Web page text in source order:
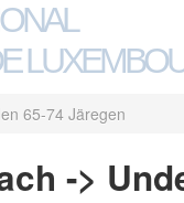
65-74 Järegen
->